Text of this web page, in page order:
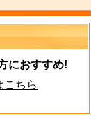
におすすめ!
こちら